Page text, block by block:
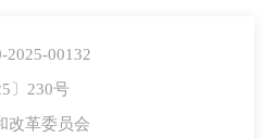
2025-00132
〕230号
改革委员会